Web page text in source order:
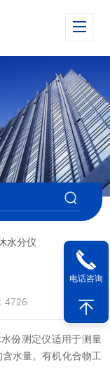
水分仪
4726
份测定仪适用于测量
含水量。有机化合物工
电话咨询